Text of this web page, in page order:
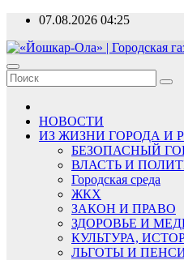
Перейти
содержимому
07.08.2026 04:25
«Йошкар-Ола» | Городская газета
Новости, события, люди
НОВОСТИ
ИЗ ЖИЗНИ ГОРОДА И
БЕЗОПАСНЫЙ
ВЛАСТЬ И
Городская среда
ЖКХ
ЗАКОН И ПРАВО
ЗДОРОВЬЕ И
КУЛЬТУРА,
ЛЬГОТЫ И